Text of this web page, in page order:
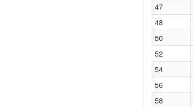
47
48
50
52
54
56
58